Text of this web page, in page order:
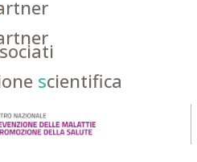
scientifica